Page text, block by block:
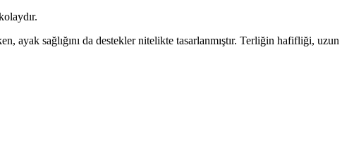
ayak sağlığını da destekler nitelikte tasarlanmıştır. Terliğin hafifliği,